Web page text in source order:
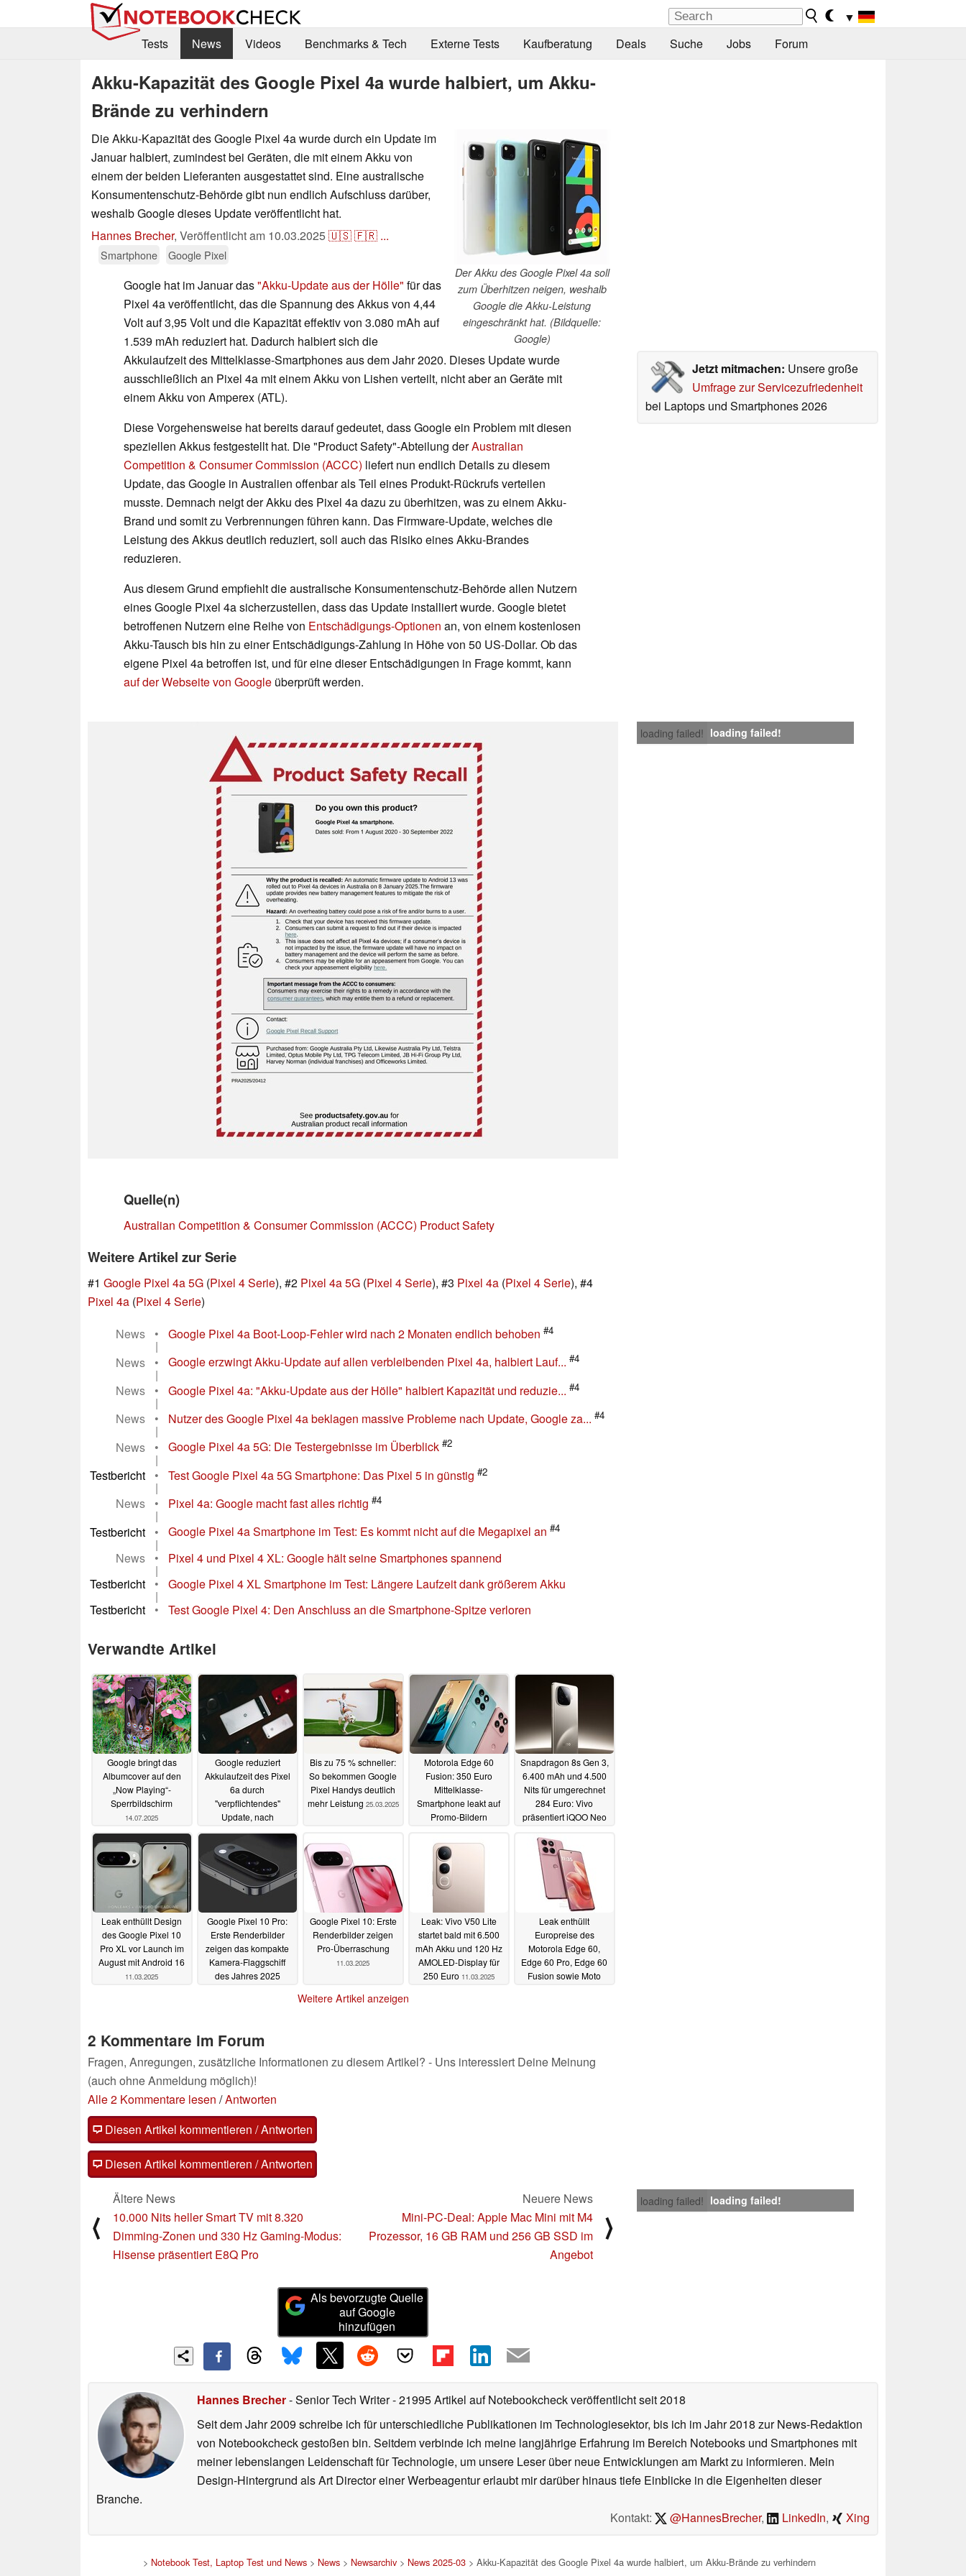
▼
Tests
News Videos Benchmarks & Tech Externe Tests Kaufberatung Deals Suche Jobs Forum
Akku-Kapazität des Google Pixel 4a wurde halbiert, um Akku-
Brände zu verhindern
Der Akku des Google Pixel 4a soll
zum Überhitzen neigen, weshalb
Google die Akku-Leistung
eingeschränkt hat. (Bildquelle:
Google)
Die Akku-Kapazität des Google Pixel 4a wurde durch ein Update im
Januar halbiert, zumindest bei Geräten, die mit einem Akku von
einem der beiden Lieferanten ausgestattet sind. Eine australische
Konsumentenschutz-Behörde gibt nun endlich Aufschluss darüber,
weshalb Google dieses Update veröffentlicht hat.
Hannes Brecher, Veröffentlicht am 10.03.2025🇺🇸🇫🇷 ...
Smartphone Google Pixel
Jetzt mitmachen: Unsere große
Umfrage zur Servicezufriedenheit
bei Laptops und Smartphones 2026
Google hat im Januar das"Akku-Update aus der Hölle" für das
Pixel 4a veröffentlicht, das die Spannung des Akkus von 4,44
Volt auf 3,95 Volt und die Kapazität effektiv von 3.080 mAh auf
1.539 mAh reduziert hat. Dadurch halbiert sich die
Akkulaufzeit des Mittelklasse-Smartphones aus dem Jahr 2020. Dieses Update wurde
ausschließlich an Pixel 4a mit einem Akku von Lishen verteilt, nicht aber an Geräte mit
einem Akku von Amperex (ATL).
Diese Vorgehensweise hat bereits darauf gedeutet, dass Google ein Problem mit diesen
speziellen Akkus festgestellt hat. Die "Product Safety"-Abteilung derAustralian
Competition & Consumer Commission (ACCC) liefert nun endlich Details zu diesem
Update, das Google in Australien offenbar als Teil eines Produkt-Rückrufs verteilen
musste. Demnach neigt der Akku des Pixel 4a dazu zu überhitzen, was zu einem Akku-
Brand und somit zu Verbrennungen führen kann. Das Firmware-Update, welches die
Leistung des Akkus deutlich reduziert, soll auch das Risiko eines Akku-Brandes
reduzieren.
Aus diesem Grund empfiehlt die australische Konsumentenschutz-Behörde allen Nutzern
eines Google Pixel 4a sicherzustellen, dass das Update installiert wurde. Google bietet
betroffenen Nutzern eine Reihe von Entschädigungs-Optionen an, von einem kostenlosen
Akku-Tausch bis hin zu einer Entschädigungs-Zahlung in Höhe von 50 US-Dollar. Ob das
eigene Pixel 4a betroffen ist, und für eine dieser Entschädigungen in Frage kommt, kann
auf der Webseite von Google überprüft werden.
loading failed! loading failed!
Quelle(n)
Australian Competition & Consumer Commission (ACCC) Product Safety
Weitere Artikel zur Serie
#1 Google Pixel 4a 5G (Pixel 4 Serie), #2 Pixel 4a 5G (Pixel 4 Serie), #3 Pixel 4a (Pixel 4 Serie), #4
Pixel 4a (Pixel 4 Serie)
News
• Google Pixel 4a Boot-Loop-Fehler wird nach 2 Monaten endlich behoben #4
|
News
• Google erzwingt Akku-Update auf allen verbleibenden Pixel 4a, halbiert Lauf... #4
|
News
• Google Pixel 4a: "Akku-Update aus der Hölle" halbiert Kapazität und reduzie... #4
|
News
• Nutzer des Google Pixel 4a beklagen massive Probleme nach Update, Google za... #4
|
News
• Google Pixel 4a 5G: Die Testergebnisse im Überblick #2
|
Testbericht
• Test Google Pixel 4a 5G Smartphone: Das Pixel 5 in günstig #2
|
News
• Pixel 4a: Google macht fast alles richtig #4
|
Testbericht
• Google Pixel 4a Smartphone im Test: Es kommt nicht auf die Megapixel an #4
|
News
• Pixel 4 und Pixel 4 XL: Google hält seine Smartphones spannend
|
Testbericht
• Google Pixel 4 XL Smartphone im Test: Längere Laufzeit dank größerem Akku
|
Testbericht
• Test Google Pixel 4: Den Anschluss an die Smartphone-Spitze verloren
Verwandte Artikel
Google bringt das
Albumcover auf den
„Now Playing“-
Sperrbildschirm
14.07.2025
Google reduziert
Akkulaufzeit des Pixel
6a durch
"verpflichtendes"
Update, nach
12.06.2025
Bis zu 75 % schneller:
So bekommen Google
Pixel Handys deutlich
mehr Leistung 25.03.2025
Motorola Edge 60
Fusion: 350 Euro
Mittelklasse-
Smartphone leakt auf
Promo-Bildern
Snapdragon 8s Gen 3,
6.400 mAh und 4.500
Nits für umgerechnet
284 Euro: Vivo
präsentiert iQOO Neo
Leak enthüllt Design
des Google Pixel 10
Pro XL vor Launch im
August mit Android 16
11.03.2025
Google Pixel 10 Pro:
Erste Renderbilder
zeigen das kompakte
Kamera-Flaggschiff
des Jahres 2025
Google Pixel 10: Erste
Renderbilder zeigen
Pro-Überraschung
11.03.2025
Leak: Vivo V50 Lite
startet bald mit 6.500
mAh Akku und 120 Hz
AMOLED-Display für
250 Euro 11.03.2025
Leak enthüllt
Europreise des
Motorola Edge 60,
Edge 60 Pro, Edge 60
Fusion sowie Moto
Weitere Artikel anzeigen
2 Kommentare im Forum
Fragen, Anregungen, zusätzliche Informationen zu diesem Artikel? - Uns interessiert Deine Meinung
(auch ohne Anmeldung möglich)!
Alle 2 Kommentare lesen /Antworten
Diesen Artikel kommentieren / Antworten
Diesen Artikel kommentieren / Antworten
loading failed! loading failed!
⟨
Ältere News
10.000 Nits heller Smart TV mit 8.320
Dimming-Zonen und 330 Hz Gaming-Modus:
Hisense präsentiert E8Q Pro
Neuere News
Mini-PC-Deal: Apple Mac Mini mit M4
Prozessor, 16 GB RAM und 256 GB SSD im
Angebot
⟩
Als bevorzugte Quelle
auf Google
hinzufügen
Hannes Brecher- Senior Tech Writer- 21995 Artikel auf Notebookcheck veröffentlichtseit 2018
Seit dem Jahr 2009 schreibe ich für unterschiedliche Publikationen im Technologiesektor, bis ich im Jahr 2018 zur News-Redaktion
von Notebookcheck gestoßen bin. Seitdem verbinde ich meine langjährige Erfahrung im Bereich Notebooks und Smartphones mit
meiner lebenslangen Leidenschaft für Technologie, um unsere Leser über neue Entwicklungen am Markt zu informieren. Mein
Design-Hintergrund als Art Director einer Werbeagentur erlaubt mir darüber hinaus tiefe Einblicke in die Eigenheiten dieser
Branche.
Kontakt:
@HannesBrecher, LinkedIn, Xing
> Notebook Test, Laptop Test und News > News > Newsarchiv > News 2025-03 > Akku-Kapazität des Google Pixel 4a wurde halbiert, um Akku-Brände zu verhindern